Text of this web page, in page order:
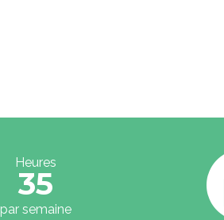
Heures
35
par semaine